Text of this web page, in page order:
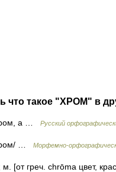
что такое "ХРОМ" в
а … Русский
… Морфемно-
[от греч. chrōma цвет,